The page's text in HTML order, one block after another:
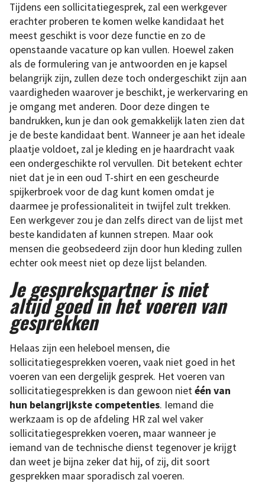
Tijdens een sollicitatiegesprek, zal een werkgever
erachter proberen te komen welke kandidaat het
meest geschikt is voor deze functie en zo de
openstaande vacature op kan vullen. Hoewel zaken
als de formulering van je antwoorden en je kapsel
belangrijk zijn, zullen deze toch ondergeschikt zijn aan
vaardigheden waarover je beschikt, je werkervaring en
je omgang met anderen. Door deze dingen te
bandrukken, kun je dan ook gemakkelijk laten zien dat
je de beste kandidaat bent. Wanneer je aan het ideale
plaatje voldoet, zal je kleding en je haardracht vaak
een ondergeschikte rol vervullen. Dit betekent echter
niet dat je in een oud T-shirt en een gescheurde
spijkerbroek voor de dag kunt komen omdat je
daarmee je professionaliteit in twijfel zult trekken.
Een werkgever zou je dan zelfs direct van de lijst met
beste kandidaten af kunnen strepen. Maar ook
mensen die geobsedeerd zijn door hun kleding zullen
echter ook meest niet op deze lijst belanden.
Je gesprekspartner is niet
altijd goed in het voeren van
gesprekken
Helaas zijn een heleboel mensen, die
sollicitatiegesprekken voeren, vaak niet goed in het
voeren van een dergelijk gesprek. Het voeren van
sollicitatiegesprekken is dan gewoon nietéén van
hun belangrijkste competenties. Iemand die
werkzaam is op de afdeling HR zal wel vaker
sollicitatiegesprekken voeren, maar wanneer je
iemand van de technische dienst tegenover je krijgt
dan weet je bijna zeker dat hij, of zij, dit soort
gesprekken maar sporadisch zal voeren.